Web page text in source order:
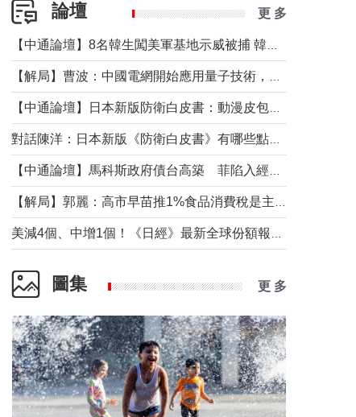
論壇 更 多
圖集 更 多